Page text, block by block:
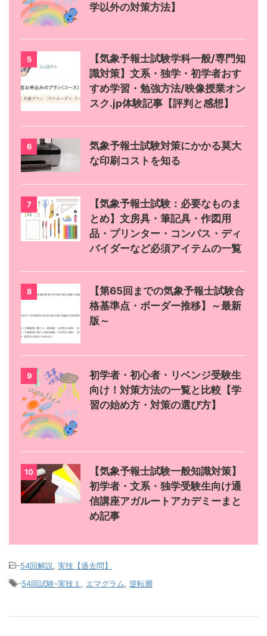
学以外の対策方法】
5
【気象予報士試験学科一般/専門知
識対策】文系・独学・初学者おす
すめ学習・勉強方法/映像授業オン
スク.jp体験記事【評判と感想】
6
気象予報士試験対策にかかる莫大
な印刷コストを知る
7
【気象予報士試験：必要なものま
とめ】文房具・筆記具・作図用
品・プリンター・コンパス・ディ
バイダーなど必須アイテムの一覧
8
【第65回までの気象予報士試験合
格基準点・ボーダー推移】～最新
版～
9
初学者・初心者・リベンジ受験生
向け！対策方法の一覧と比較【学
習の始め方・対策の選び方】
10
【気象予報士試験一般知識対策】
初学者・文系・独学受験生向け通
信講座アガルートアカデミーまと
め記事
-54回解説
実技【過去問】
-54回試験-実技１ エマグラム 逆転層